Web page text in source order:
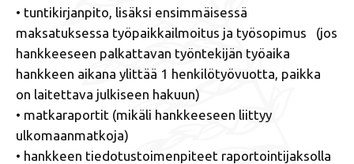
• tuntikirjanpito, lisäksi ensimmäisessä
maksatuksessa työpaikkailmoitus ja työsopimus (jos
hankkeeseen palkattavan työntekijän työaika
hankkeen aikana ylittää 1 henkilötyövuotta, paikka
on laitettava julkiseen hakuun)
• matkaraportit (mikäli hankkeeseen liittyy
ulkomaanmatkoja)
• hankkeen tiedotustoimenpiteet raportointijaksolla